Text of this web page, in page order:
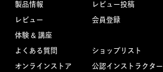
製品情報
レビュー
体験 & 講座
よくある質問
オンラインストア
レビュー投稿
会員登録
ショップリスト
公認インストラクター